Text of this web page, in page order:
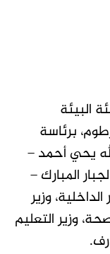
البيئة
برئاسة
يحي أحمد –
المبارك –
وزير
وزير التعليم